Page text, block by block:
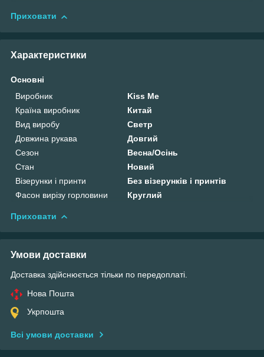
Приховати
Характеристики
Основні
Виробник
Kiss Me
Країна виробник
Китай
Вид виробу
Светр
Довжина рукава
Довгий
Сезон
Весна/Осінь
Стан
Новий
Візерунки і принти
Без візерунків і принтів
Фасон вирізу горловини
Круглий
Приховати
Умови доставки
Доставка здійснюється тільки по передоплаті.
Нова Пошта
Укрпошта
Всі умови доставки